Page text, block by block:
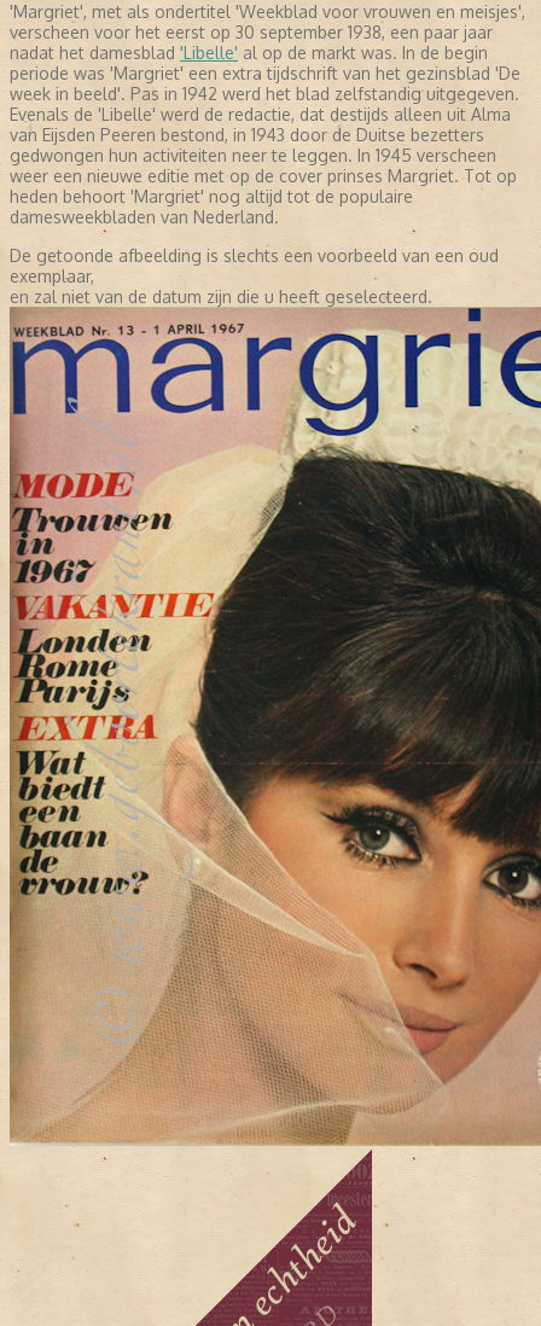
'Margriet', met als ondertitel 'Weekblad voor vrouwen en meisjes',
verscheen voor het eerst op 30 september 1938, een paar jaar
nadat het damesblad 'Libelle' al op de markt was. In de begin
periode was 'Margriet' een extra tijdschrift van het gezinsblad 'De
week in beeld'. Pas in 1942 werd het blad zelfstandig uitgegeven.
Evenals de 'Libelle' werd de redactie, dat destijds alleen uit Alma
van Eijsden Peeren bestond, in 1943 door de Duitse bezetters
gedwongen hun activiteiten neer te leggen. In 1945 verscheen
weer een nieuwe editie met op de cover prinses Margriet. Tot op
heden behoort 'Margriet' nog altijd tot de populaire
damesweekbladen van Nederland.
De getoonde afbeelding is slechts een voorbeeld van een oud
exemplaar,
en zal niet van de datum zijn die u heeft geselecteerd.